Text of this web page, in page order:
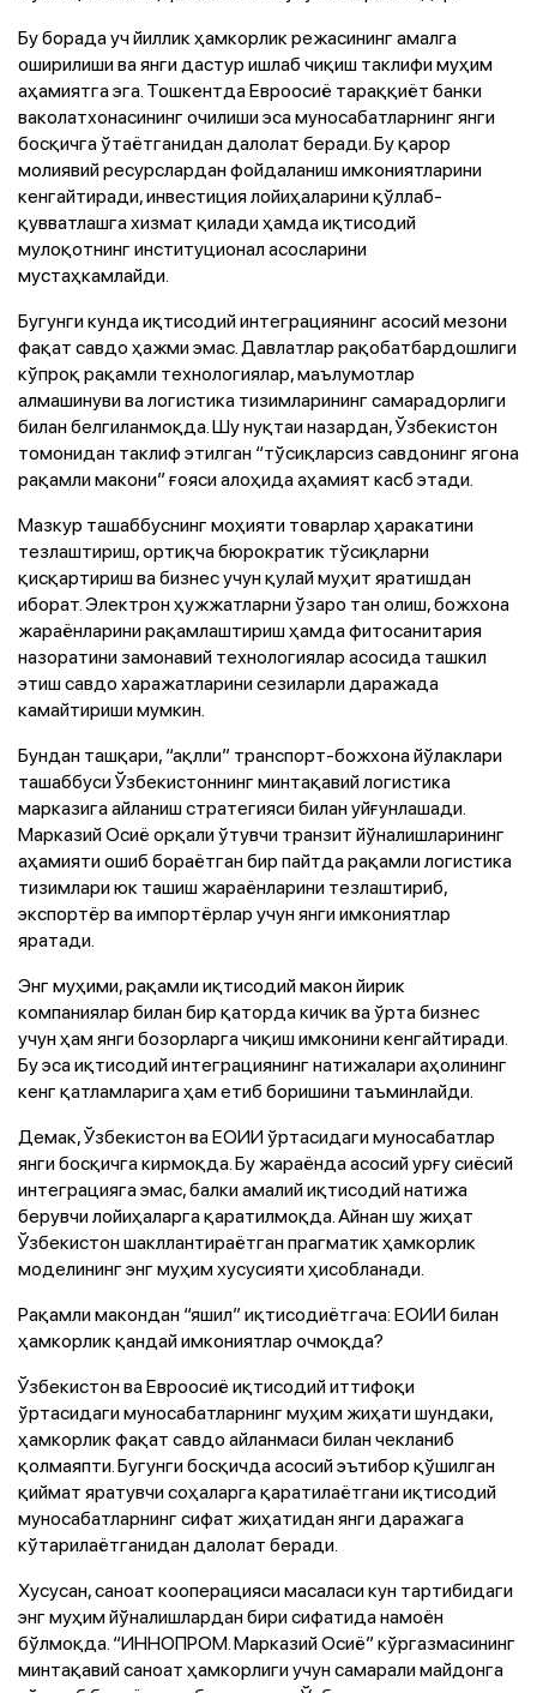
Бу борада уч йиллик ҳамкорлик режасининг амалга
оширилиши ва янги дастур ишлаб чиқиш таклифи муҳим
аҳамиятга эга. Тошкентда Евроосиё тараққиёт банки
ваколатхонасининг очилиши эса муносабатларнинг янги
босқичга ўтаётганидан далолат беради. Бу қарор
молиявий ресурслардан фойдаланиш имкониятларини
кенгайтиради, инвестиция лойиҳаларини қўллаб-
қувватлашга хизмат қилади ҳамда иқтисодий
мулоқотнинг институционал асосларини
мустаҳкамлайди.
Бугунги кунда иқтисодий интеграциянинг асосий мезони
фақат савдо ҳажми эмас. Давлатлар рақобатбардошлиги
кўпроқ рақамли технологиялар, маълумотлар
алмашинуви ва логистика тизимларининг самарадорлиги
билан белгиланмоқда. Шу нуқтаи назардан, Ўзбекистон
томонидан таклиф этилган “тўсиқларсиз савдонинг ягона
рақамли макони” ғояси алоҳида аҳамият касб этади.
Мазкур ташаббуснинг моҳияти товарлар ҳаракатини
тезлаштириш, ортиқча бюрократик тўсиқларни
қисқартириш ва бизнес учун қулай муҳит яратишдан
иборат. Электрон ҳужжатларни ўзаро тан олиш, божхона
жараёнларини рақамлаштириш ҳамда фитосанитария
назоратини замонавий технологиялар асосида ташкил
этиш савдо харажатларини сезиларли даражада
камайтириши мумкин.
Бундан ташқари, “ақлли” транспорт-божхона йўлаклари
ташаббуси Ўзбекистоннинг минтақавий логистика
марказига айланиш стратегияси билан уйғунлашади.
Марказий Осиё орқали ўтувчи транзит йўналишларининг
аҳамияти ошиб бораётган бир пайтда рақамли логистика
тизимлари юк ташиш жараёнларини тезлаштириб,
экспортёр ва импортёрлар учун янги имкониятлар
яратади.
Энг муҳими, рақамли иқтисодий макон йирик
компаниялар билан бир қаторда кичик ва ўрта бизнес
учун ҳам янги бозорларга чиқиш имконини кенгайтиради.
Бу эса иқтисодий интеграциянинг натижалари аҳолининг
кенг қатламларига ҳам етиб боришини таъминлайди.
Демак, Ўзбекистон ва ЕОИИ ўртасидаги муносабатлар
янги босқичга кирмоқда. Бу жараёнда асосий урғу сиёсий
интеграцияга эмас, балки амалий иқтисодий натижа
берувчи лойиҳаларга қаратилмоқда. Айнан шу жиҳат
Ўзбекистон шакллантираётган прагматик ҳамкорлик
моделининг энг муҳим хусусияти ҳисобланади.
Рақамли макондан “яшил” иқтисодиётгача: ЕОИИ билан
ҳамкорлик қандай имкониятлар очмоқда?
Ўзбекистон ва Евроосиё иқтисодий иттифоқи
ўртасидаги муносабатларнинг муҳим жиҳати шундаки,
ҳамкорлик фақат савдо айланмаси билан чекланиб
қолмаяпти. Бугунги босқичда асосий эътибор қўшилган
қиймат яратувчи соҳаларга қаратилаётгани иқтисодий
муносабатларнинг сифат жиҳатидан янги даражага
кўтарилаётганидан далолат беради.
Хусусан, саноат кооперацияси масаласи кун тартибидаги
энг муҳим йўналишлардан бири сифатида намоён
бўлмоқда. “ИННОПРОМ. Марказий Осиё” кўргазмасининг
минтақавий саноат ҳамкорлиги учун самарали майдонга